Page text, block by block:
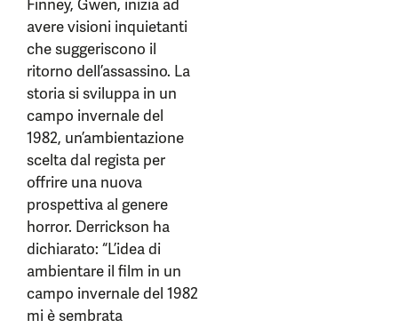
Finney, Gwen, inizia ad
avere visioni inquietanti
che suggeriscono il
ritorno dell’assassino. La
storia si sviluppa in un
campo invernale del
1982, un’ambientazione
scelta dal regista per
offrire una nuova
prospettiva al genere
horror. Derrickson ha
dichiarato: “L’idea di
ambientare il film in un
campo invernale del 1982
mi è sembrata